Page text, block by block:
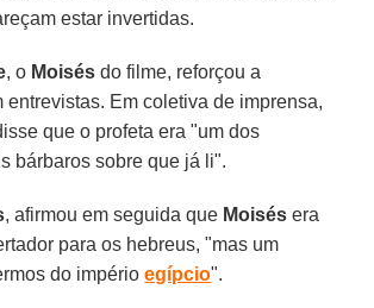
estar invertidas.
, o Moisés do filme, reforçou a
entrevistas. Em coletiva de imprensa,
que o profeta era "um dos
bárbaros sobre que já li".
, afirmou em seguida que Moisés era
para os hebreus, "mas um
do impérioegípcio".